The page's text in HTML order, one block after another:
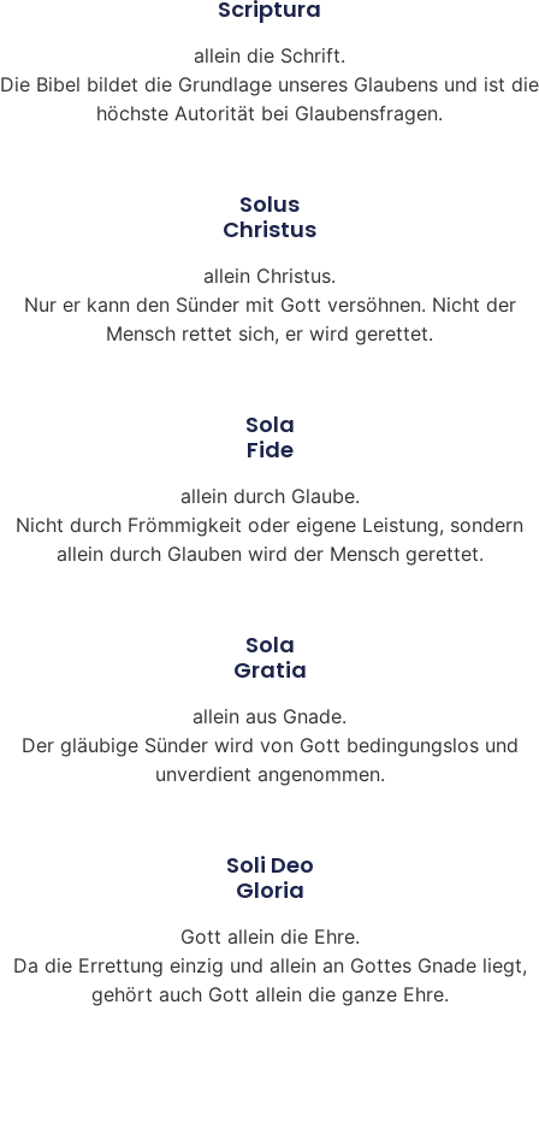
Scriptura
allein die Schrift.
Die Bibel bildet die Grundlage unseres Glaubens und ist die
höchste Autorität bei Glaubensfragen.
Solus
Christus
allein Christus.
Nur er kann den Sünder mit Gott versöhnen. Nicht der
Mensch rettet sich, er wird gerettet.
Sola
Fide
allein durch Glaube.
Nicht durch Frömmigkeit oder eigene Leistung, sondern
allein durch Glauben wird der Mensch gerettet.
Sola
Gratia
allein aus Gnade.
Der gläubige Sünder wird von Gott bedingungslos und
unverdient angenommen.
Soli Deo
Gloria
Gott allein die Ehre.
Da die Errettung einzig und allein an Gottes Gnade liegt,
gehört auch Gott allein die ganze Ehre.